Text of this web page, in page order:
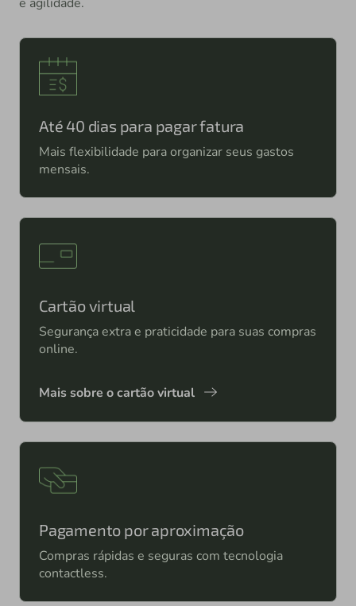
Até 40 dias para pagar fatura
Mais flexibilidade para organizar seus gastos
mensais.
Cartão virtual
Segurança extra e praticidade para suas compras
online.
Mais sobre o cartão virtual
Pagamento por aproximação
Compras rápidas e seguras com tecnologia
contactless.